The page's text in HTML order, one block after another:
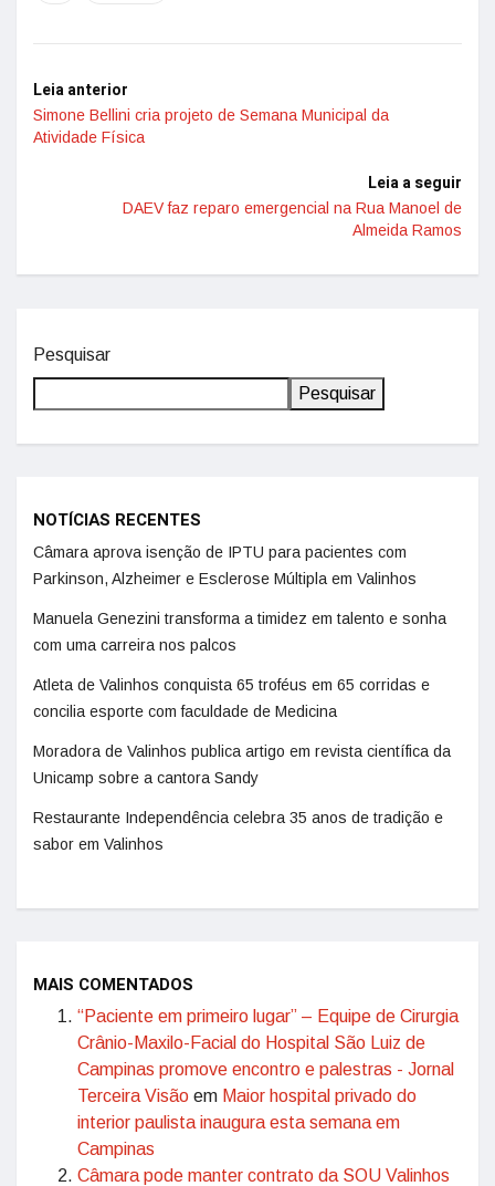
Leia anterior
Simone Bellini cria projeto de Semana Municipal da
Atividade Física
Leia a seguir
DAEV faz reparo emergencial na Rua Manoel de
Almeida Ramos
Pesquisar
Pesquisar
NOTÍCIAS RECENTES
Câmara aprova isenção de IPTU para pacientes com
Parkinson, Alzheimer e Esclerose Múltipla em Valinhos
Manuela Genezini transforma a timidez em talento e sonha
com uma carreira nos palcos
Atleta de Valinhos conquista 65 troféus em 65 corridas e
concilia esporte com faculdade de Medicina
Moradora de Valinhos publica artigo em revista científica da
Unicamp sobre a cantora Sandy
Restaurante Independência celebra 35 anos de tradição e
sabor em Valinhos
MAIS COMENTADOS
“Paciente em primeiro lugar” – Equipe de Cirurgia
Crânio-Maxilo-Facial do Hospital São Luiz de
Campinas promove encontro e palestras - Jornal
Terceira Visão em Maior hospital privado do
interior paulista inaugura esta semana em
Campinas
Câmara pode manter contrato da SOU Valinhos